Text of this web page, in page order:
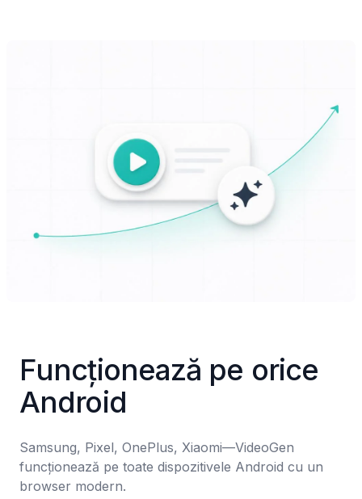
Funcționează pe orice
Android
Samsung, Pixel, OnePlus, Xiaomi—VideoGen
funcționează pe toate dispozitivele Android cu un
browser modern.